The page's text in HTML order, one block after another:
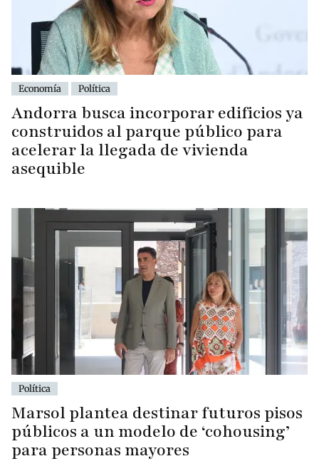
Economía Política
Andorra busca incorporar edificios ya
construidos al parque público para
acelerar la llegada de vivienda
asequible
Política
Marsol plantea destinar futuros pisos
públicos a un modelo de ‘cohousing’
para personas mayores